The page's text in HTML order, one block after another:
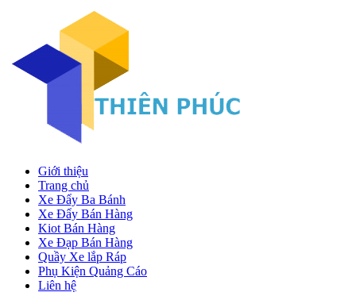
Giới thiệu
Trang chủ
Xe Đẩy Ba Bánh
Xe Đẩy Bán Hàng
Kiot Bán Hàng
Xe Đạp Bán Hàng
Quầy Xe lắp Ráp
Phụ Kiện Quảng Cáo
Liên hệ